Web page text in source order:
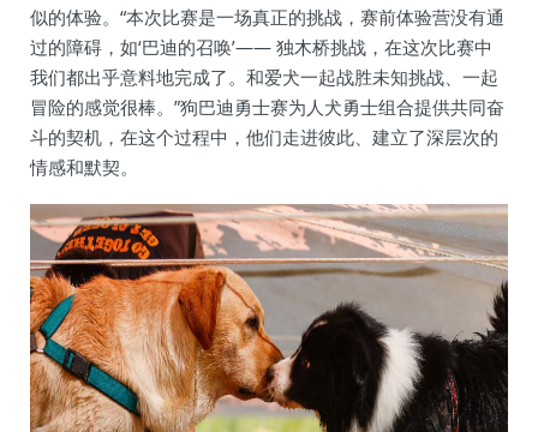
似的体验。“本次比赛是一场真正的挑战，赛前体验营没有通
过的障碍，如‘巴迪的召唤’—— 独木桥挑战，在这次比赛中
我们都出乎意料地完成了。和爱犬一起战胜未知挑战、一起
冒险的感觉很棒。”狗巴迪勇士赛为人犬勇士组合提供共同奋
斗的契机，在这个过程中，他们走进彼此、建立了深层次的
情感和默契。